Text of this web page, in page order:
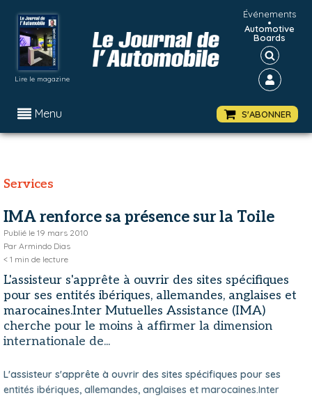
Lire le magazine
Événements
•
Automotive
Boards
Menu S'ABONNER
Services
IMA renforce sa présence sur la Toile
Publié le 19 mars 2010
Par Armindo Dias
< 1 min de lecture
L'assisteur s'apprête à ouvrir des sites spécifiques
pour ses entités ibériques, allemandes, anglaises et
marocaines.Inter Mutuelles Assistance (IMA)
cherche pour le moins à affirmer la dimension
internationale de...
L'assisteur s'apprête à ouvrir des sites spécifiques pour ses
entités ibériques, allemandes, anglaises et marocaines.Inter